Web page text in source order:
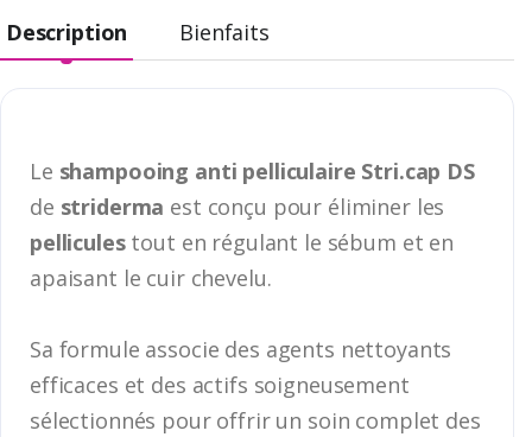
Description Bienfaits
Le shampooing anti pelliculaire Stri.cap DS
de striderma est conçu pour éliminer les
pelliculestout en régulant le sébum et en
apaisant le cuir chevelu.
Sa formule associe des agents nettoyants
efficaces et des actifs soigneusement
sélectionnés pour offrir un soin complet des